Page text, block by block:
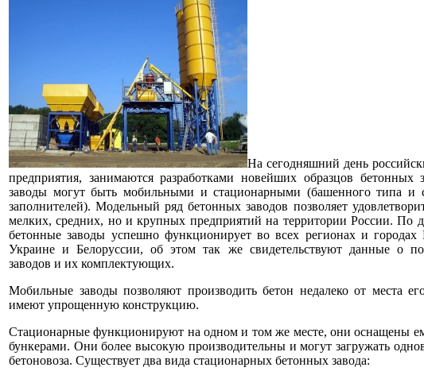
На сегодняшний день
предприятия, занимаются разработками новейших образцов бетонных
заводы могут быть мобильными и стационарными (башенного типа и
заполнителей). Модельный ряд бетонных заводов позволяет
мелких, средних, но и крупных предприятий на территории России. По
бетонные заводы успешно функционирует во всех регионах и городах
Украине и Белоруссии, об этом так же свидетельствуют данные о
заводов и их комплектующих.
Мобильные заводы позволяют производить бетон недалеко от места
имеют упрощенную конструкцию.
Стационарные функционируют на одном и том же месте, они оснащены
бункерами. Они более высокую производительны и могут загружать
бетоновоза. Существует два вида стационарных бетонных завода: